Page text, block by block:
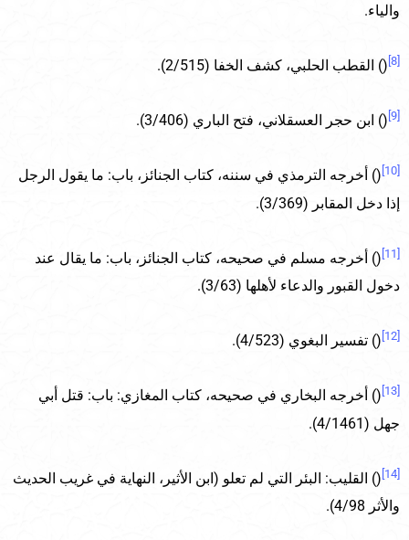
والياء.
[8] () القطب الحلبي، كشف الخفا (2/515).
() ابن حجر العسقلاني، فتح الباري (3/406).
() أخرجه الترمذي في سننه، كتاب الجنائز، باب: ما يقول الرجل
إذا دخل المقابر (3/369).
[11]
() أخرجه مسلم في صحيحه، كتاب الجنائز، باب: ما يقال عند
دخول القبور والدعاء لأهلها (3/63).
() تفسير البغوي (4/523).
() أخرجه البخاري في صحيحه، كتاب المغازي: باب: قتل أبي
جهل (4/1461).
[14]
() القليب: البئر التي لم تعلو (ابن الأثير، النهاية في غريب الحديث
والأثر 4/98).